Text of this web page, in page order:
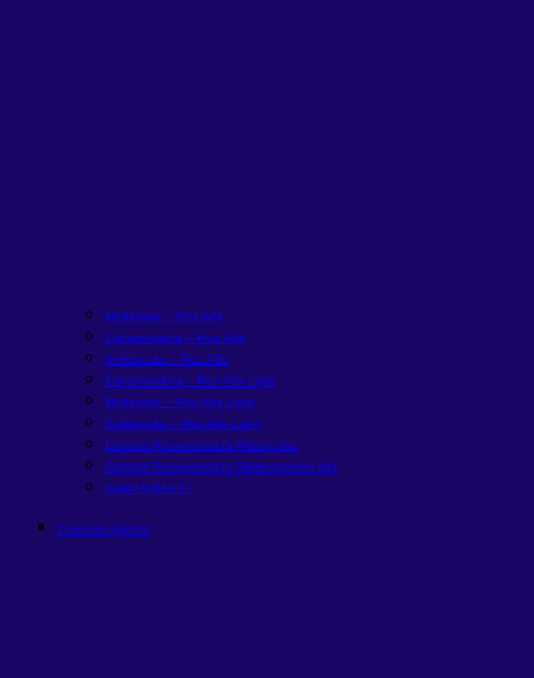
Moderada – Rico Alfa
Conservadora – Rico Alfa
Sofisticada – Rico Alfa
Conservadora – Rico Alfa Light
Moderada – Rico Alfa Light
Sofisticada – Rico Alfa Light
Carteira Recomendada FIIsem alta
Carteira Recomendada Dividendosem alta
Smart Ações 5+
Carteiras globais